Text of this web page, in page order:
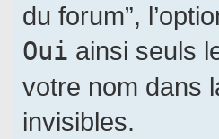
du forum”,
Oui ainsi seuls
votre nom dans
invisibles.